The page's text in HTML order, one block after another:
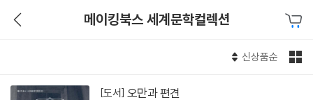
메이킹북스 세계문학컬렉션
신상품순
[도서] 오만과 편견